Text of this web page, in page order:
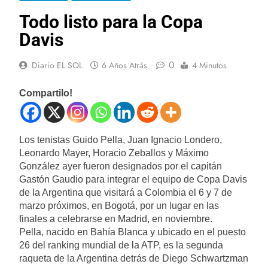
Todo listo para la Copa
Davis
Diario EL SOL 6 Años Atrás 0 4 Minutos
Compartilo!
Los tenistas Guido Pella, Juan Ignacio Londero,
Leonardo Mayer, Horacio Zeballos y Máximo
González ayer fueron designados por el capitán
Gastón Gaudio para integrar el equipo de Copa Davis
de la Argentina que visitará a Colombia el 6 y 7 de
marzo próximos, en Bogotá, por un lugar en las
finales a celebrarse en Madrid, en noviembre.
Pella, nacido en Bahía Blanca y ubicado en el puesto
26 del ranking mundial de la ATP, es la segunda
raqueta de la Argentina detrás de Diego Schwartzman